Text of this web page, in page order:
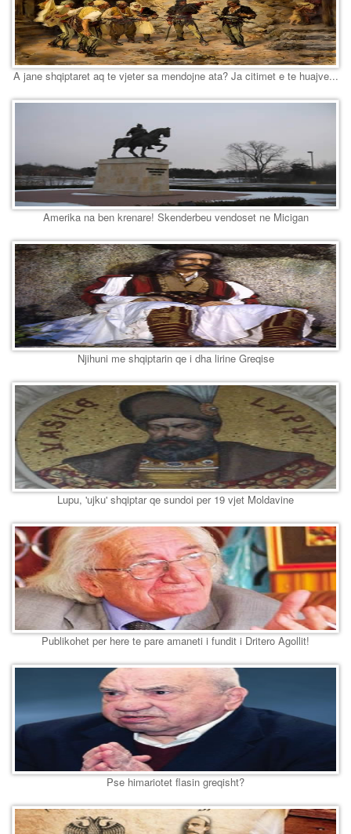
A jane shqiptaret aq te vjeter sa mendojne ata? Ja citimet e te huajve...
Amerika na ben krenare! Skenderbeu vendoset ne Micigan
Njihuni me shqiptarin qe i dha lirine Greqise
Lupu, 'ujku' shqiptar qe sundoi per 19 vjet Moldavine
Publikohet per here te pare amaneti i fundit i Dritero Agollit!
Pse himariotet flasin greqisht?